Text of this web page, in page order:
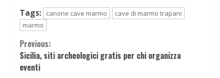
Tags:
canone cave marmo
cave di marmo trapani
marmo
Continue
Reading
Previous:
Sicilia, siti archeologici gratis per chi organizza
eventi